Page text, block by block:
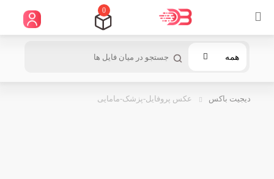
0
همه
دیجیت باکس عکس پروفایل-پزشک-مامایی